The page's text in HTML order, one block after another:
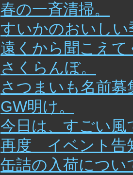
春の一斉清掃。
すいかのおいしい
遠くから聞こえ
さくらんぼ。
さつまいも名前募
GW明け。
今日は、すごい風
再度 イベント告
缶詰の入荷につい